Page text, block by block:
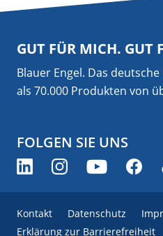
GUT FÜR MICH. GUT
Blauer Engel. Das
als 70.000 Produkten von
FOLGEN SIE UNS
Kontakt Datenschutz
Erklärung zur Barrierefreiheit